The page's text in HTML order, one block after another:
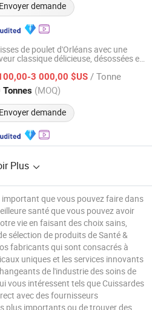
Envoyer demande
de poulet d'Orléans avec une
classique délicieuse, désossées et
3 000,00 $US / Tonne
Tonnes (MOQ)
Envoyer demande
(Qingdao) Co, Ltd.
Depuis 2025
Plus
important que vous pouvez faire dans
santé que vous pouvez avoir
vie en faisant des choix sains,
sélection de produits de Santé &
fabricants qui sont consacrés à
uniques et les services innovants
de l'industrie des soins de
vous intéressent tels que Cuissardes
avec des fournisseurs
plus importants ou de trouver des